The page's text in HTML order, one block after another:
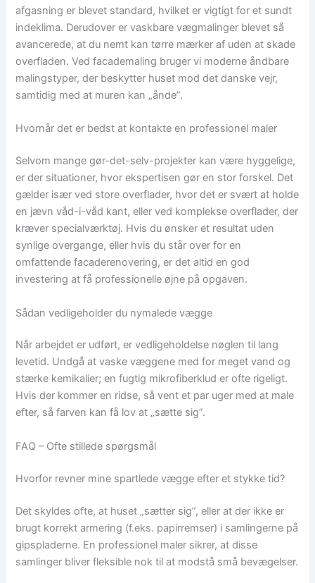
afgasning er blevet standard, hvilket er vigtigt for et sundt
indeklima. Derudover er vaskbare vægmalinger blevet så
avancerede, at du nemt kan tørre mærker af uden at skade
overfladen. Ved facademaling bruger vi moderne åndbare
malingstyper, der beskytter huset mod det danske vejr,
samtidig med at muren kan „ånde”.
Hvornår det er bedst at kontakte en professionel maler
Selvom mange gør-det-selv-projekter kan være hyggelige,
er der situationer, hvor ekspertisen gør en stor forskel. Det
gælder især ved store overflader, hvor det er svært at holde
en jævn våd-i-våd kant, eller ved komplekse overflader, der
kræver specialværktøj. Hvis du ønsker et resultat uden
synlige overgange, eller hvis du står over for en
omfattende facaderenovering, er det altid en god
investering at få professionelle øjne på opgaven.
Sådan vedligeholder du nymalede vægge
Når arbejdet er udført, er vedligeholdelse nøglen til lang
levetid. Undgå at vaske væggene med for meget vand og
stærke kemikalier; en fugtig mikrofiberklud er ofte rigeligt.
Hvis der kommer en ridse, så vent et par uger med at male
efter, så farven kan få lov at „sætte sig”.
FAQ – Ofte stillede spørgsmål
Hvorfor revner mine spartlede vægge efter et stykke tid?
Det skyldes ofte, at huset „sætter sig”, eller at der ikke er
brugt korrekt armering (f.eks. papirremser) i samlingerne på
gipspladerne. En professionel maler sikrer, at disse
samlinger bliver fleksible nok til at modstå små bevægelser.